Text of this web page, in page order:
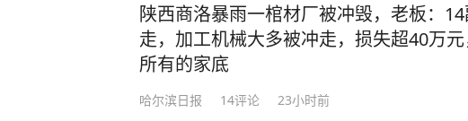
陕西商洛暴雨一棺材厂被冲毁，老板：
走，加工机械大多被冲走，损失超40万
所有的家底
哈尔滨日报 14评论 23小时前